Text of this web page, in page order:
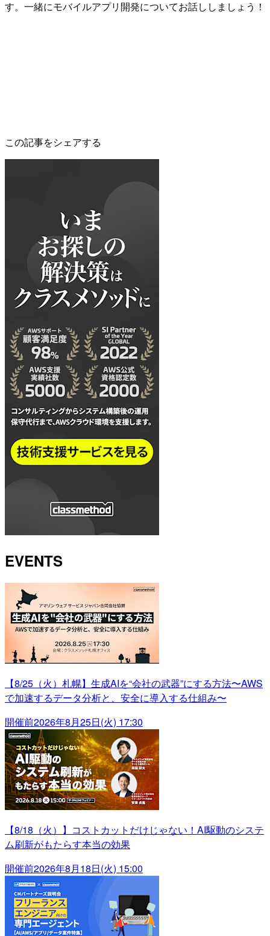
す。一緒にモバイルアプリ開発についてお話ししましょう！
この記事をシェアする
EVENTS
【8/25（火）札幌】生成AIを“会社の武器”にする方法〜AWS
で加速するデータ分析と、安全に導入する仕組み〜
開催前2026年8月25日(火) 17:30
【8/18（火）】コストカットだけじゃない！AI駆動のシステ
ム刷新がもたらす本当の効果
開催前2026年8月18日(火) 15:00